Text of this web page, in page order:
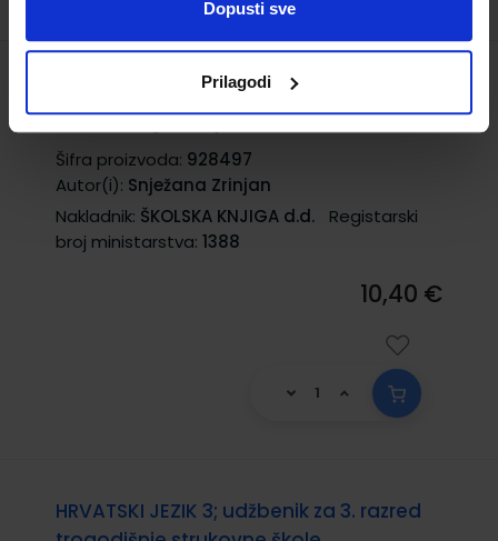
Dopusti sve
Prilagodi
HRVATSKI JEZIK 3; radna bilježnica za 3.
razred trogodišnje strukovne škole
Šifra proizvoda: 928497
Autor(i): Snježana Zrinjan
Nakladnik: ŠKOLSKA KNJIGA d.d.
Registarski
broj ministarstva: 1388
10,40 €
HRVATSKI JEZIK 3; udžbenik za 3. razred